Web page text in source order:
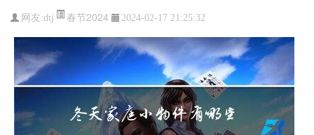
网友:dtj 春节2024 2024-02-17 21:25:32